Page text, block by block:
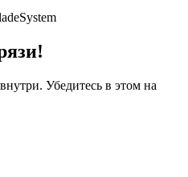
Убедитесь в этом на